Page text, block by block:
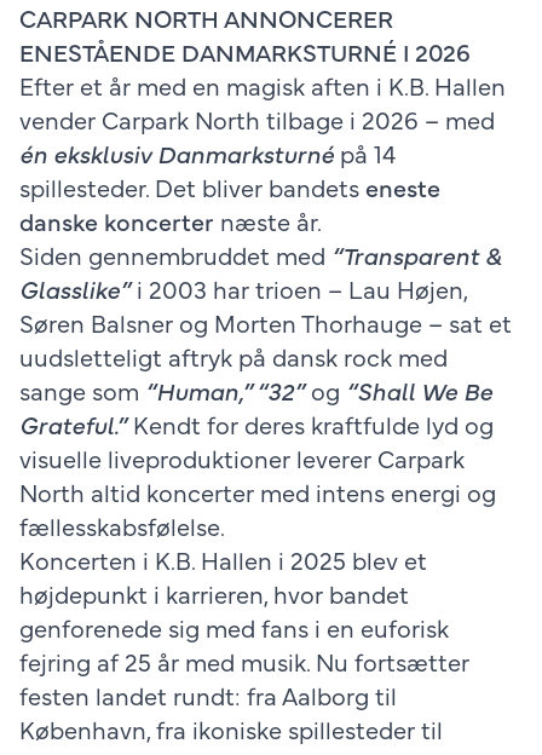
FAN TO FAN
ARRANGØR
CARPARK NORTH ANNONCERER
ENESTÅENDE DANMARKSTURNÉ I 2026
Efter et år med en magisk aften i K.B. Hallen
vender Carpark North tilbage i 2026 – med
én eksklusiv Danmarksturné på 14
spillesteder. Det bliver bandetseneste
danske koncerter næste år.
Siden gennembruddet med “Transparent &
Glasslike”i 2003 har trioen – Lau Højen,
Søren Balsner og Morten Thorhauge – sat et
uudsletteligt aftryk på dansk rock med
sange som “Human,” “32”og “Shall We Be
Grateful.”Kendt for deres kraftfulde lyd og
visuelle liveproduktioner leverer Carpark
North altid koncerter med intens energi og
fællesskabsfølelse.
Koncerten i K.B. Hallen i 2025 blev et
højdepunkt i karrieren, hvor bandet
genforenede sig med fans i en euforisk
fejring af 25 år med musik. Nu fortsætter
festen landet rundt: fra Aalborg til
København, fra ikoniske spillesteder til